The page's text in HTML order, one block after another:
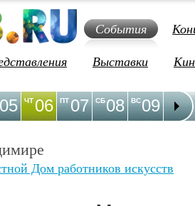
События
Выставки
05 06
ЧТ 07
ПТ 08
СБ 09
ВС 10
ПН
Дом работников искусств